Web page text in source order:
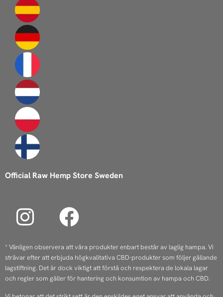
Official Raw Hemp Store Sweden
I
n
s
t
a
F
a
c
e
b
* Vänligen observera att våra produkter enbart består av laglig hampa. Vi
strävar efter att erbjuda högkvalitativa CBD-produkter som följer gällande
lagstiftning. Det är dock viktigt att förstå och respektera de lokala lagar
och regler som gäller för hantering och konsumtion av hampa och CBD.